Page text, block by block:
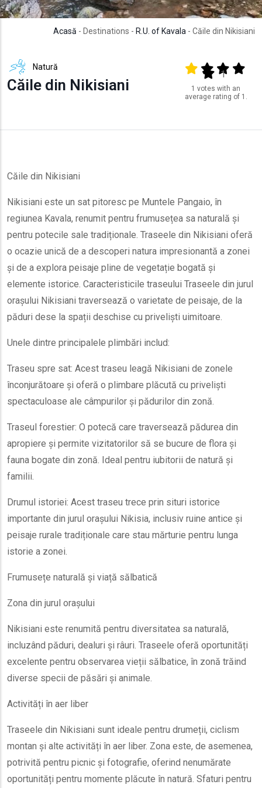
Acasă - Destinations - R.U. of Kavala - Căile din Nikisiani
Natură
Căile din Nikisiani
Output format
(star)(star)(star)
(star)
1
1 votes with an
average rating of 1.
Căile din Nikisiani
Nikisiani este un sat pitoresc pe Muntele Pangaio, în
regiunea Kavala, renumit pentru frumusețea sa naturală și
pentru potecile sale tradiționale. Traseele din Nikisiani oferă
o ocazie unică de a descoperi natura impresionantă a zonei
și de a explora peisaje pline de vegetație bogată și
elemente istorice. Caracteristicile traseului Traseele din jurul
orașului Nikisiani traversează o varietate de peisaje, de la
păduri dese la spații deschise cu priveliști uimitoare.
Unele dintre principalele plimbări includ:
Traseu spre sat: Acest traseu leagă Nikisiani de zonele
înconjurătoare și oferă o plimbare plăcută cu priveliști
spectaculoase ale câmpurilor și pădurilor din zonă.
Traseul forestier: O potecă care traversează pădurea din
apropiere și permite vizitatorilor să se bucure de flora și
fauna bogate din zonă. Ideal pentru iubitorii de natură și
familii.
Drumul istoriei: Acest traseu trece prin situri istorice
importante din jurul orașului Nikisia, inclusiv ruine antice și
peisaje rurale tradiționale care stau mărturie pentru lunga
istorie a zonei.
Frumusețe naturală și viață sălbatică
Zona din jurul orașului
Nikisiani este renumită pentru diversitatea sa naturală,
incluzând păduri, dealuri și râuri. Traseele oferă oportunități
excelente pentru observarea vieții sălbatice, în zonă trăind
diverse specii de păsări și animale.
Activități în aer liber
Traseele din Nikisiani sunt ideale pentru drumeții, ciclism
montan și alte activități în aer liber. Zona este, de asemenea,
potrivită pentru picnic și fotografie, oferind nenumărate
oportunități pentru momente plăcute în natură. Sfaturi pentru